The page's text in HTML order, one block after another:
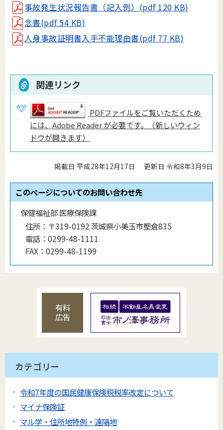
事故発生状況報告書（記入例）(pdf 120 KB)
念書(pdf 54 KB)
人身事故証明書入手不能理由書(pdf 77 KB)
関連リンク
PDFファイルをご覧いただくため
には、Adobe Reader が必要です。（新しいウィン
ドウが開きます）
掲載日 平成28年12月17日 更新日 令和8年3月9日
このページについてのお問い合わせ先
保健福祉部 医療保険課
住所： 〒319-0192 茨城県小美玉市堅倉835
電話： 0299-48-1111
FAX： 0299-48-1199
有料
広告
カテゴリー
令和7年度の国民健康保険税税率改定について
マイナ保険証
マル学・住所地特例・遠隔地